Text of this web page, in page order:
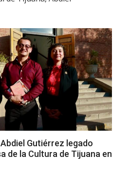
Gutiérrez legado
de la Cultura de Tijuana en